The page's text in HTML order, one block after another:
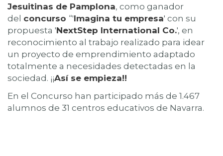
Jesuitinas de Pamplona, como ganador
del concurso “'Imagina tu empresa' con su
propuesta 'NextStep International Co.', en
reconocimiento al trabajo realizado para idear
un proyecto de emprendimiento adaptado
totalmente a necesidades detectadas en la
sociedad. ¡¡Así se empieza!!
En el Concurso han participado más de 1.467
alumnos de 31 centros educativos de Navarra.